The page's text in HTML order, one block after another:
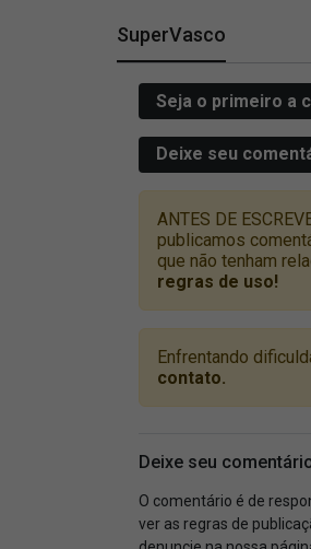
SuperVasco